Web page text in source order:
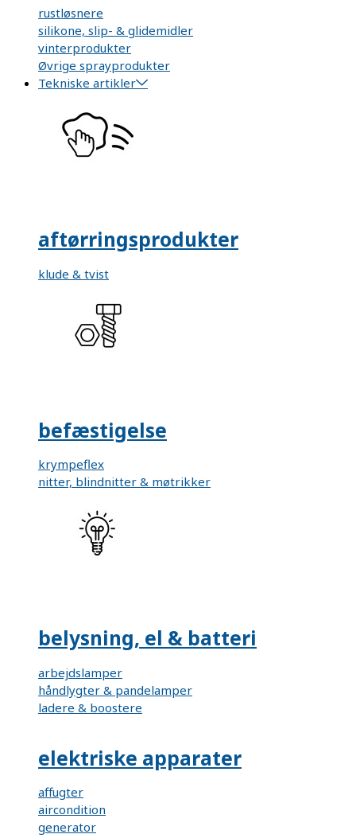
rustløsnere
silikone, slip- & glidemidler
vinterprodukter
Øvrige sprayprodukter
Tekniske artikler
aftørringsprodukter
klude & tvist
befæstigelse
krympeflex
nitter, blindnitter & møtrikker
belysning, el & batteri
arbejdslamper
håndlygter & pandelamper
ladere & boostere
elektriske apparater
affugter
aircondition
generator